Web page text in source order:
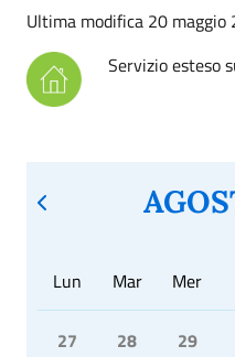
Ultima modifica 20 maggio
Servizio esteso
Lun Mar Mer
27 28 29